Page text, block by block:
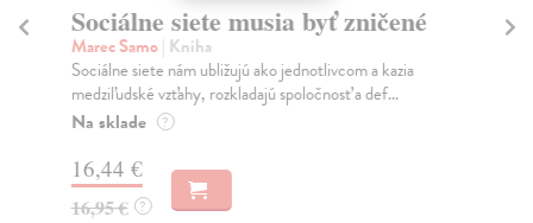
Sociálne siete musia byť zničené
Marec Samo| Kniha
Sociálne siete nám ubližujú ako jednotlivcom a kazia
medziľudské vzťahy, rozkladajú spoločnosť a def...
Na sklade ?
16,44 €
16,95 € ?